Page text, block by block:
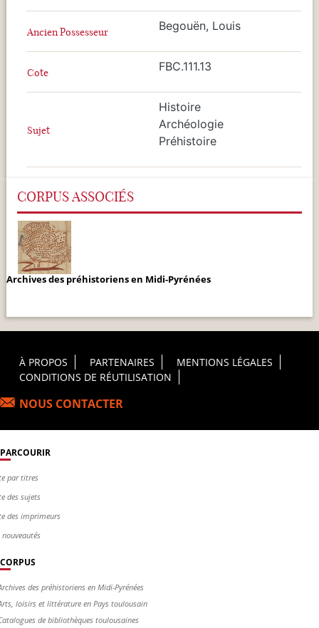
Ancien Possesseur Begouën, Louis
Cote FBC.111.13
Sujet
Histoire
Archéologie
Préhistoire
CORPUS ASSOCIÉS
Archives des préhistoriens en Midi-Pyrénées
Footer Principal
À PROPOS PARTENAIRES
MENTIONS LÉGALES
CONDITIONS DE RÉUTILISATION
NOUS CONTACTER
PARCOURIR
par titres
des sujets
des imprimeurs
nouveautés
CORPUS
des préhistoriens en Midi-Pyrénées
loisirs et littérature en Pays toulousain
de bibliothèques toulousaines